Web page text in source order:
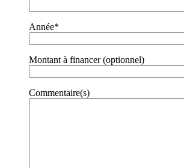
Année*
Montant à financer (optionnel)
Commentaire(s)